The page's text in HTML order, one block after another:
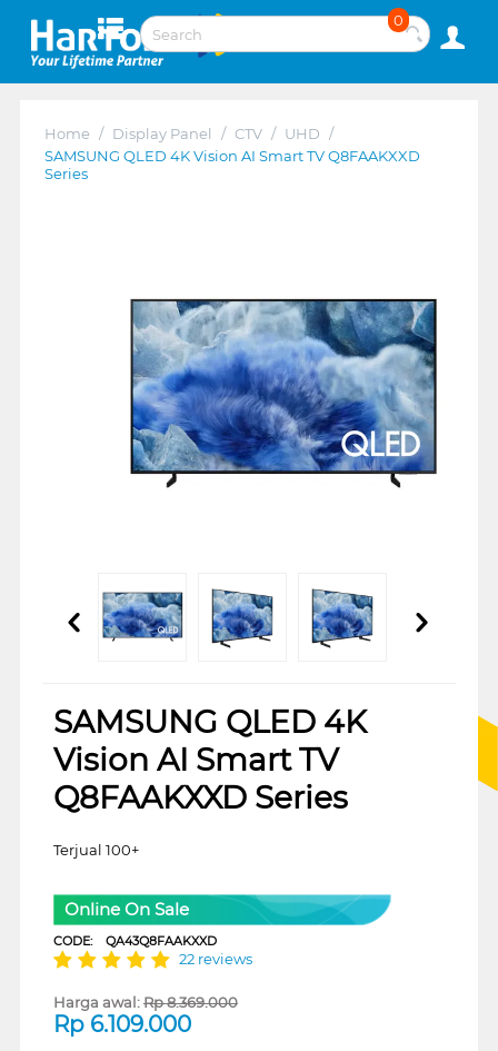
0
Home / Display Panel / CTV / UHD /
SAMSUNG QLED 4K Vision AI Smart TV Q8FAAKXXD
Series
SAMSUNG QLED 4K
Vision AI Smart TV
Q8FAAKXXD Series
Terjual 100+
Online On Sale
CODE: QA43Q8FAAKXXD
22 reviews
Harga awal:Rp8.369.000
Rp 6.109.000